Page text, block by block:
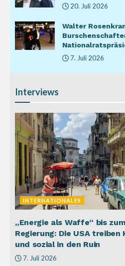
20. Juli 2026
Walter
7. Juli 2026
Interviews
INTERNATIONALES
„Energie als Waffe“ bis
Regierung: Die USA
und sozial in den Ruin
7. Juli 2026